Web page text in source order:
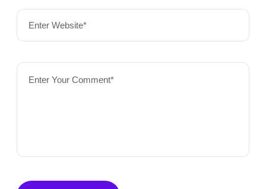
Enter Website*
Enter Your Comment*